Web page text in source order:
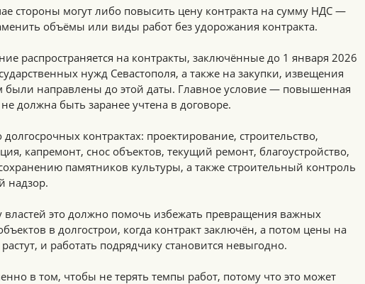
стороны могут либо повысить цену контракта на сумму НДС —
объёмы или виды работ без удорожания контракта.
распространяется на контракты, заключённые до 1 января 2026
нужд Севастополя, а также на закупки, извещения
были направлены до этой даты. Главное условие — повышенная
должна быть заранее учтена в договоре.
долгосрочных контрактах: проектирование, строительство,
капремонт, снос объектов, текущий ремонт, благоустройство,
памятников культуры, а также строительный контроль
надзор.
властей это должно помочь избежать превращения важных
в долгострои, когда контракт заключён, а потом цены на
и работать подрядчику становится невыгодно.
в том, чтобы не терять темпы работ, потому что это может